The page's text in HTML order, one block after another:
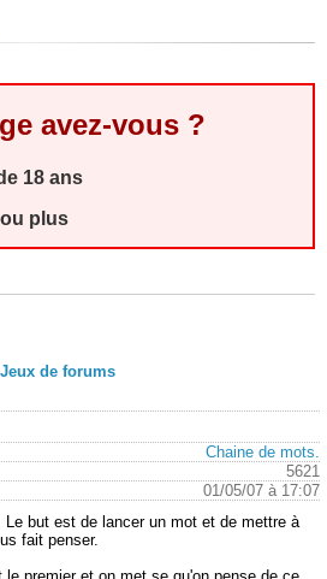
avez-vous ?
18 ans
plus
Jeux de forums
Chaine de mots.
5621
01/05/07 à 17:07
but est de lancer un mot et de mettre à
fait penser.